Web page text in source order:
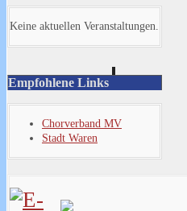
Keine aktuellen Veranstaltungen.
Empfohlene Links
Chorverband MV
Stadt Waren